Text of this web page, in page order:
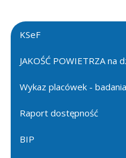
KSeF
JAKOŚĆ POWIETRZA na
Wykaz placówek -
Raport dostępność
BIP